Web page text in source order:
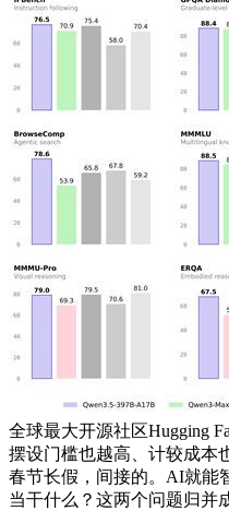
全球最大开源社区Hugging
摆设门槛也越高、计较成本
春节长假，间接的。AI就能
当干什么？这两个问题归并